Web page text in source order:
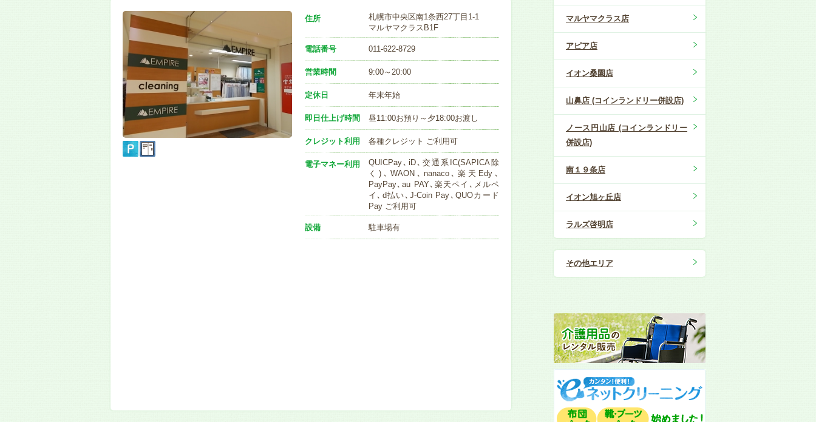
住所
札幌市中央区南1条西27丁目1-1
マルヤマクラスB1F
電話番号 011-622-8729
営業時間 9:00～20:00
定休日 年末年始
即日仕上げ時間 昼11:00お預り～夕18:00お渡し
クレジット利用 各種クレジット ご利用可
電子マネー利用
QUICPay､iD､交通系IC(SAPICA除
く)､WAON､nanaco､楽天Edy､
PayPay､au PAY､楽天ペイ､メルペ
イ､d払い､J-Coin Pay､QUOカード
Pay ご利用可
設備 駐車場有
マルヤマクラス店
アピア店
イオン桑園店
山鼻店 (コインランドリー併設店)
ノース円山店 (コインランドリー
併設店)
南１９条店
イオン旭ヶ丘店
ラルズ啓明店
その他エリア